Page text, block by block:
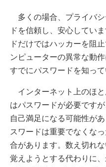
多くの場合、プライバ
ドを信頼し、安心してい
ドだけではハッカーを阻
ンピューターの異常な動
すでにパスワードを知っ
インターネット上のほと
はパスワードが必要です
自己満足になる可能性が
スワードは重要でなくな
合があります。数え切れ
覚えようとする代わりに